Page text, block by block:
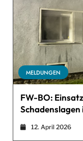
MELDUNGEN
FW-BO:
Schadenslagen
12. April 2026